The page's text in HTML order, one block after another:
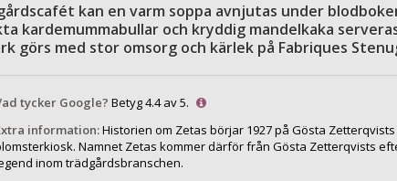
kan en varm soppa avnjutas under
kardemummabullar och kryddig mandelkaka
görs med stor omsorg och kärlek på Fabriques
tycker Google? Betyg 4.4 av 5.
information:Historien om Zetas börjar 1927 på Gösta
Namnet Zetas kommer därför från Gösta Zetterqvists
inom trädgårdsbranschen.